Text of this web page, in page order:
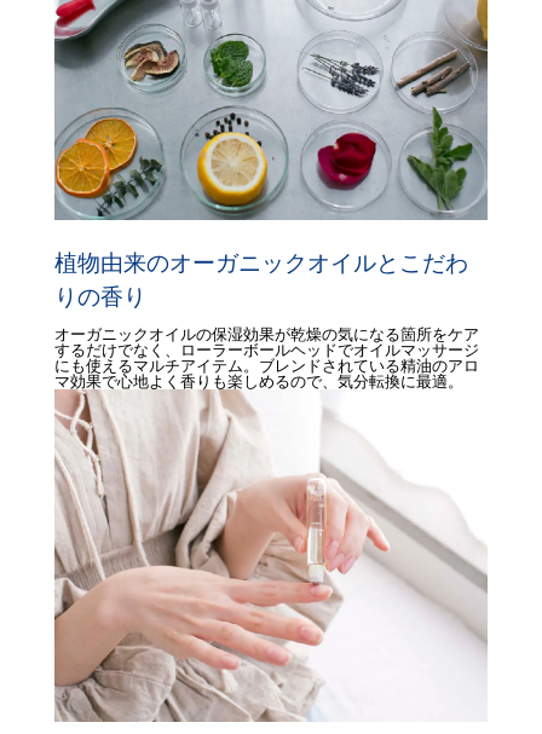
植物由来のオーガニックオイルとこだわ
りの香り
オーガニックオイルの保湿効果が乾燥の気になる箇所をケア
するだけでなく、ローラーボールヘッドでオイルマッサージ
にも使えるマルチアイテム。ブレンドされている精油のアロ
マ効果で心地よく香りも楽しめるので、気分転換に最適。